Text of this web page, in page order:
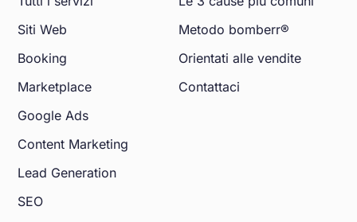
Siti Web
Booking
Marketplace
Google Ads
Content Marketing
Lead Generation
SEO
Metodo bomberr®
Orientati alle vendite
Contattaci